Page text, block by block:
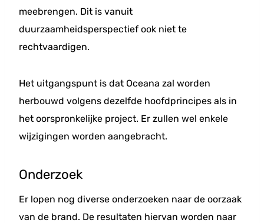
meebrengen. Dit is vanuit
duurzaamheidsperspectief ook niet te
rechtvaardigen.
Het uitgangspunt is dat Oceana zal worden
herbouwd volgens dezelfde hoofdprincipes als in
het oorspronkelijke project. Er zullen wel enkele
wijzigingen worden aangebracht.
Onderzoek
Er lopen nog diverse onderzoeken naar de oorzaak
van de brand. De resultaten hiervan worden naar